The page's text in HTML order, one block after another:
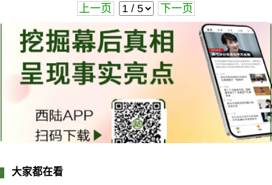
上一页 下一页
大家都在看